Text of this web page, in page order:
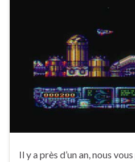
Il y a près d’un an, nous